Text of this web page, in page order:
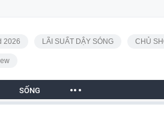
2026 LÃI SUẤT DẬY SÓNG CHỦ
SỐNG